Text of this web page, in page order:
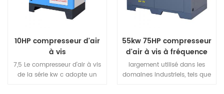
10HP compresseur d'air
à vis
7,5 Le compresseur d'air à vis
de la série kw c adopte un
55kw 75HP compresseur
d'air à vis à fréquence
variable à aimant
permanent
largement utilisé dans les
domaines industriels, tels que